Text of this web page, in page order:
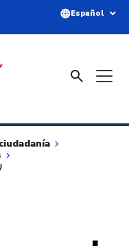
languageEspañol expand_more
search
keyboard_arrow_right
keyboard_arrow_right